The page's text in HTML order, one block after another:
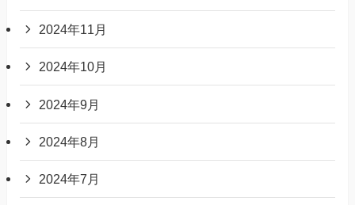
2024年11月
2024年10月
2024年9月
2024年8月
2024年7月